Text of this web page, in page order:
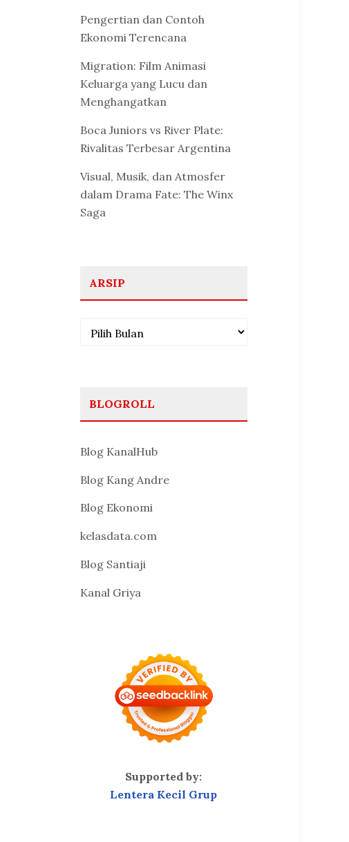
Pengertian dan Contoh
Ekonomi Terencana
Migration: Film Animasi
Keluarga yang Lucu dan
Menghangatkan
Boca Juniors vs River Plate:
Rivalitas Terbesar Argentina
Visual, Musik, dan Atmosfer
dalam Drama Fate: The Winx
Saga
ARSIP
Arsip
BLOGROLL
Blog KanalHub
Blog Kang Andre
Blog Ekonomi
kelasdata.com
Blog Santiaji
Kanal Griya
Supported by:
Lentera Kecil Grup